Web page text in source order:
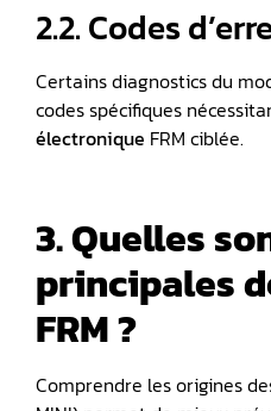
2.2. Codes
Certains diagnostics du
codes spécifiques
électronique FRM ciblée.
3. Quelles
principales
FRM ?
Comprendre les origines